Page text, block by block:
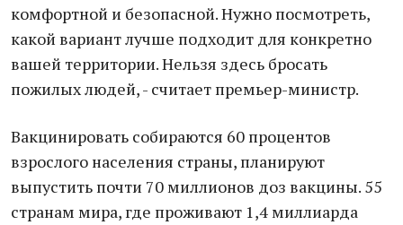
комфортной и безопасной. Нужно посмотреть,
какой вариант лучше подходит для конкретно
вашей территории. Нельзя здесь бросать
пожилых людей, - считает премьер-министр.
Вакцинировать собираются 60 процентов
взрослого населения страны, планируют
выпустить почти 70 миллионов доз вакцины. 55
странам мира, где проживают 1,4 миллиарда